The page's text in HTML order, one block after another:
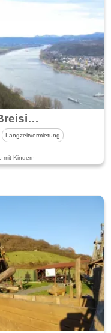
Camping Rheineck Bad Breisig am Rhein
Langzeitvermietung
mit Kindern